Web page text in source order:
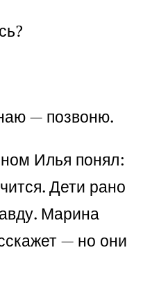
— позвоню.
Илья понял:
Дети рано
Марина
— но они